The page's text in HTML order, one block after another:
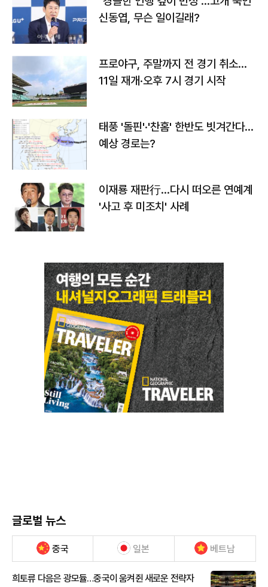
신동엽, 무슨 일이길래?
프로야구, 주말까지 전 경기 취소…
11일 재개·오후 7시 경기 시작
태풍 '돌핀'·'찬홈' 한반도 빗겨간다…
예상 경로는?
이재룡 재판行…다시 떠오른 연예계
'사고 후 미조치' 사례
글로벌 뉴스
중국 일본 베트남
희토류 다음은 광모듈…중국이 움켜쥔 새로운 전략자